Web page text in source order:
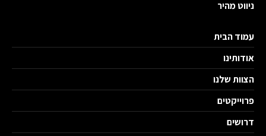
ניווט מהיר
עמוד הבית
אודותינו
הצוות שלנו
פרוייקטים
דרושים